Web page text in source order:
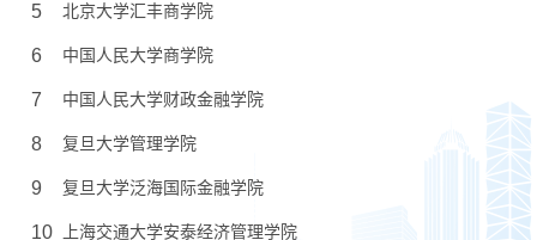
5 北京大学汇丰商学院
6 中国人民大学商学院
7 中国人民大学财政金融学院
8 复旦大学管理学院
9 复旦大学泛海国际金融学院
10 上海交通大学安泰经济管理学院